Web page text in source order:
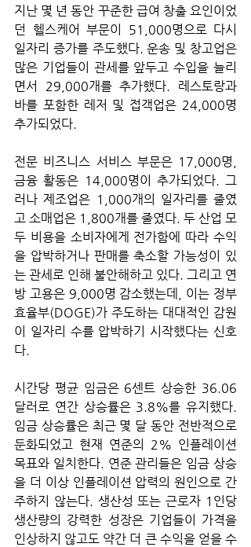
지난 몇 년 동안 꾸준한 급여 창출 요인이었
던 헬스케어 부문이 51,000명으로 다시
일자리 증가를 주도했다. 운송 및 창고업은
많은 기업들이 관세를 앞두고 수입을 늘리
면서 29,000개를 추가했다. 레스토랑과
바를 포함한 레저 및 접객업은 24,000명
추가되었다.
전문 비즈니스 서비스 부문은 17,000명,
금융 활동은 14,000명이 추가되었다. 그
러나 제조업은 1,000개의 일자리를 줄였
고 소매업은 1,800개를 줄였다. 두 산업 모
두 비용을 소비자에게 전가함에 따라 수익
을 압박하거나 판매를 축소할 가능성이 있
는 관세로 인해 불안해하고 있다. 그리고 연
방 고용은 9,000명 감소했는데, 이는 정부
효율부(DOGE)가 주도하는 대대적인 감원
이 일자리 수를 압박하기 시작했다는 신호
다.
시간당 평균 임금은 6센트 상승한 36.06
달러로 연간 상승률은 3.8%를 유지했다.
임금 상승률은 최근 몇 달 동안 전반적으로
둔화되었고 현재 연준의 2% 인플레이션
목표와 일치한다. 연준 관리들은 임금 상승
을 더 이상 인플레이션 압력의 원인으로 간
주하지 않는다. 생산성 또는 근로자 1인당
생산량의 강력한 성장은 기업들이 가격을
인상하지 않고도 약간 더 큰 수익을 얻을 수